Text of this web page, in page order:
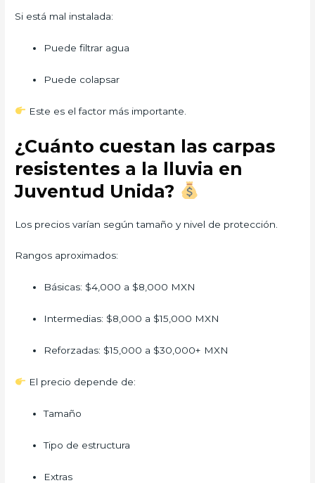
Si está mal instalada:
Puede filtrar agua
Puede colapsar
Este es el factor más importante.
¿Cuánto cuestan las carpas
resistentes a la lluvia en
Juventud Unida?
Los precios varían según tamaño y nivel de protección.
Rangos aproximados:
Básicas: $4,000 a $8,000 MXN
Intermedias: $8,000 a $15,000 MXN
Reforzadas: $15,000 a $30,000+ MXN
El precio depende de:
Tamaño
Tipo de estructura
Extras